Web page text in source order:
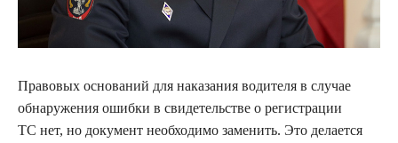
Правовых оснований для наказания водителя в случае
обнаружения ошибки в свидетельстве о регистрации
ТС нет, но документ необходимо заменить. Это делается